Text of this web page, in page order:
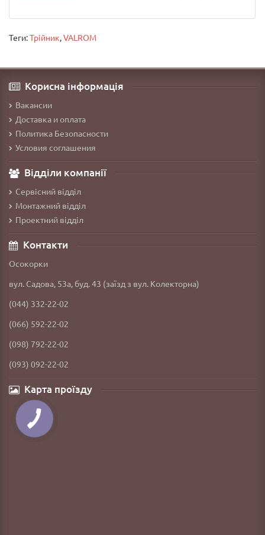
Теги:Трійник,VALROM
Корисна інформація
Вакансии
Доставка и оплата
Политика Безопасности
Условия соглашения
Відділи компанії
Сервісний відділ
Монтажний відділ
Проектний відділ
Контакти
Осокорки
вул. Садова, 53а, буд. 43 (заїзд з вул. Колекторна)
(044) 332-22-02
(066) 592-22-02
(098) 792-22-02
(093) 092-22-02
Карта проїзду